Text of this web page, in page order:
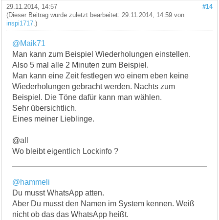
#14
29.11.2014, 14:57
(Dieser Beitrag wurde zuletzt bearbeitet: 29.11.2014, 14:59 von
inspi1717 .)
@Maik71
Man kann zum Beispiel Wiederholungen einstellen.
Also 5 mal alle 2 Minuten zum Beispiel.
Man kann eine Zeit festlegen wo einem eben keine
Wiederholungen gebracht werden. Nachts zum
Beispiel. Die Töne dafür kann man wählen.
Sehr übersichtlich.
Eines meiner Lieblinge.
@all
Wo bleibt eigentlich Lockinfo ?
@hammeli
Du musst WhatsApp atten.
Aber Du musst den Namen im System kennen. Weiß
nicht ob das das WhatsApp heißt.